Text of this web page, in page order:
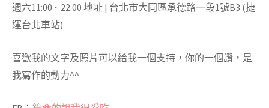
週六11:00 ~ 22:00 地址 | 台北市大同區承德路一段1號B3 (捷
運台北車站)
喜歡我的文字及照片可以給我一個支持，你的一個讚，是
我寫作的動力^^